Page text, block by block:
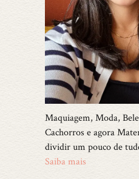
Maquiagem, Moda,
Cachorros e agora
dividir um pouco de
Saiba mais